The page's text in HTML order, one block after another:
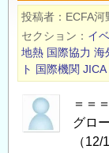
投稿者 ECFA河
セクション
イ
地熱 国際協力 海
ト 国際機関 JICA
＝＝
グロ
（